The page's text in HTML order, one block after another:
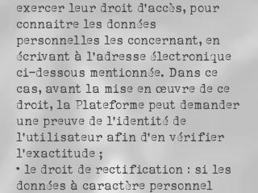
exercer leur droit d’accès, pour
connaitre les données
personnelles les concernant, en
écrivant à l’adresse électronique
ci-dessous mentionnée. Dans ce
cas, avant la mise en œuvre de ce
droit, la Plateforme peut demander
une preuve de l’identité de
l’utilisateur afin d’en vérifier
l’exactitude ;
• le droit de rectification : si les
données à caractère personnel